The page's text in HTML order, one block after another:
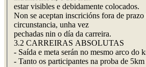
estar visibles e debidamente colocados.
Non se aceptan inscricións fora de
circunstancia, unha vez
pechadas nin o día da carreira.
3.2 CARREIRAS ABSOLUTAS
- Saída e meta serán no mesmo arco do
- Tanto os participantes na proba de